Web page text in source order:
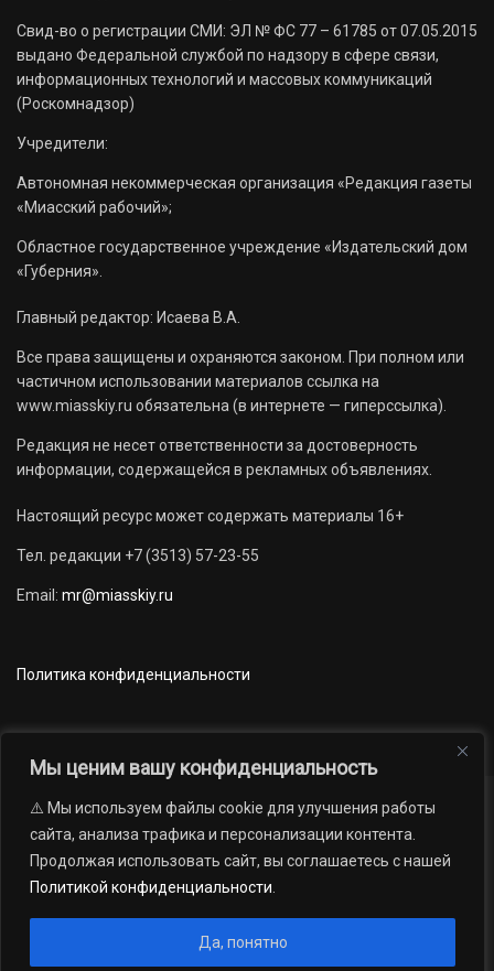
Мы ценим вашу конфиденциальность
⚠️ Мы используем файлы cookie для улучшения работы
сайта, анализа трафика и персонализации контента.
Продолжая использовать сайт, вы соглашаетесь с нашей
Политикой конфиденциальности
Да, понятно
Свид-во о регистрации СМИ: ЭЛ № ФС 77 – 61785 от 07.05.2015
выдано Федеральной службой по надзору в сфере связи,
информационных технологий и массовых коммуникаций
(Роскомнадзор)
Учредители:
Автономная некоммерческая организация «Редакция газеты
«Миасский рабочий»;
Областное государственное учреждение «Издательский дом
«Губерния».
Главный редактор: Исаева В.А.
Все права защищены и охраняются законом. При полном или
частичном использовании материалов ссылка на
www.miasskiy.ru обязательна (в интернете — гиперссылка).
Редакция не несет ответственности за достоверность
информации, содержащейся в рекламных объявлениях.
Настоящий ресурс может содержать материалы 16+
Тел. редакции +7 (3513) 57-23-55
Email: mr@miasskiy.ru
Политика конфиденциальности
Новости Наши проекты
Официально
АРХИВ
16+
газеты «Миасский рабочий»; Областное государственное учреждение
«Издательский дом «Губерния». Все права защищены.
Андрей Петрович Попов